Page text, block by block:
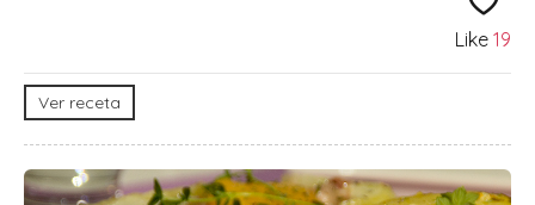
Like 19
Ver receta